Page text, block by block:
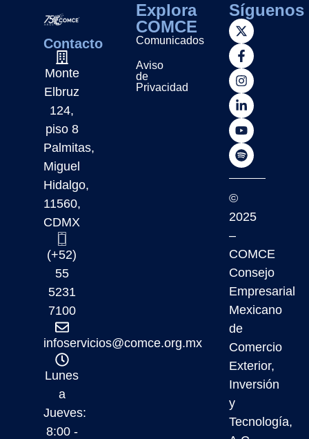
Contacto
Monte
Elbruz
124,
piso 8
Palmitas,
Miguel
Hidalgo,
11560,
CDMX
(+52)
55
5231
7100
infoservicios@comce.org.mx
Lunes
a
Jueves:
8:00 -
Explora
COMCE
Comunicados
Aviso
de
Privacidad
Síguenos
©
2025
–
COMCE
Consejo
Empresarial
Mexicano
de
Comercio
Exterior,
Inversión
y
Tecnología,